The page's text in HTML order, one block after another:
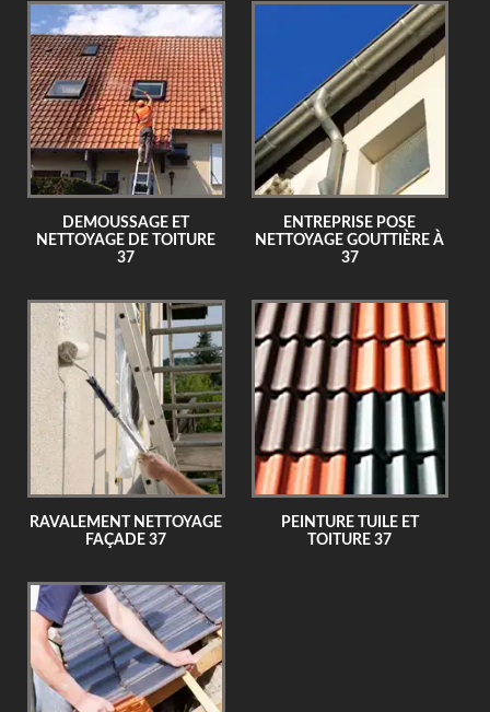
DEMOUSSAGE ET
NETTOYAGE DE TOITURE
37
ENTREPRISE POSE
NETTOYAGE GOUTTIÈRE À
37
RAVALEMENT NETTOYAGE
FAÇADE 37
PEINTURE TUILE ET
TOITURE 37